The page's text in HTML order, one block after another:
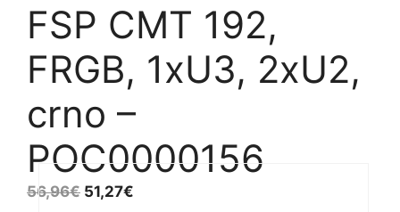
FSP CMT 192,
FRGB, 1xU3, 2xU2,
crno –
POC0000156
56,96€ 51,27€